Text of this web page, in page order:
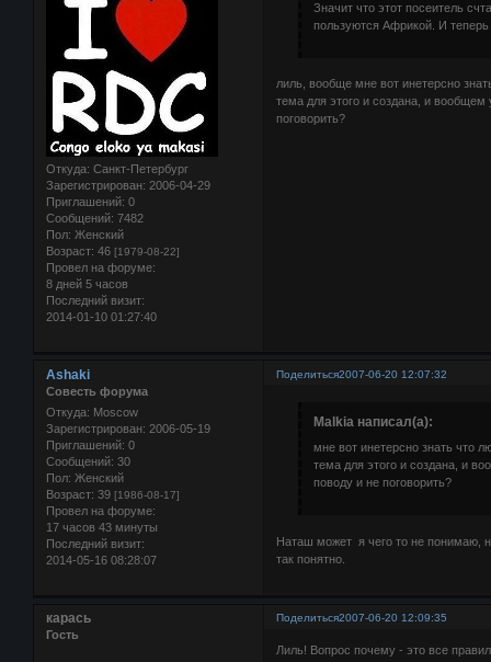
Откуда: Санкт-Петербург
Зарегистрирован: 2006-04-29
Приглашений: 0
Сообщений: 7482
Пол: Женский
Возраст: 46 [1979-08-22]
Провел на форуме:
8 дней 5 часов
Последний визит:
2014-01-10 01:27:40
Значит что этот посеитель
пользуются Африкой. И
лиль, вообще мне вот инетерсно
тема для этого и создана, и
поговорить?
Поделиться2007-06-20 12:07:32
Ashaki
Совесть форума
Откуда: Moscow
Зарегистрирован: 2006-05-19
Приглашений: 0
Сообщений: 30
Пол: Женский
Возраст: 39 [1986-08-17]
Провел на форуме:
17 часов 43 минуты
Последний визит:
2014-05-16 08:28:07
Malkia написал(а):
мне вот инетерсно знать что
тема для этого и создана, и
поводу и не поговорить?
Наташ может я чего то не понимаю,
так понятно.
Поделиться2007-06-20 12:09:35
карась
Гость
Лиль! Вопрос почему - это все